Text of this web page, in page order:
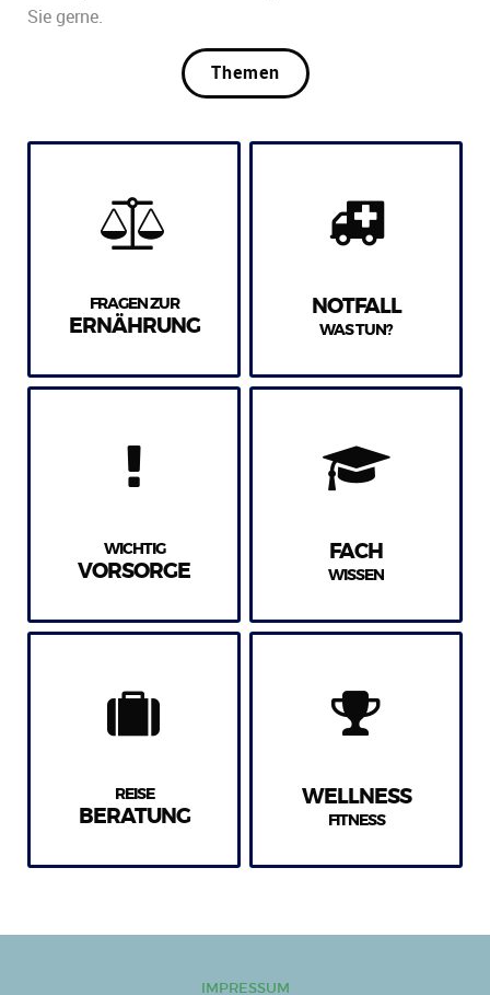
Sie gerne.
Themen
FRAGEN ZUR
ERNÄHRUNG
NOTFALL
WAS TUN?
WICHTIG
VORSORGE
FACH
WISSEN
REISE
BERATUNG
WELLNESS
FITNESS
IMPRESSUM